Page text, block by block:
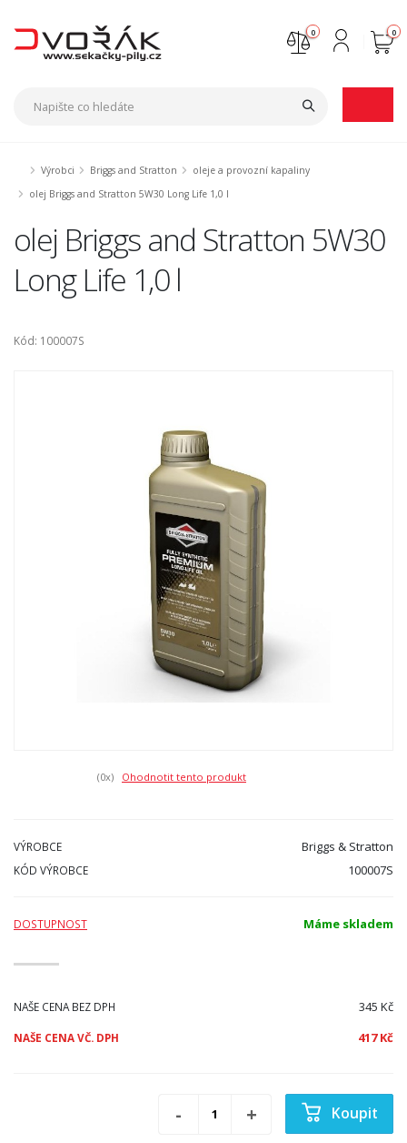
0
0
Výrobci Briggs and Stratton
oleje a provozní kapaliny
olej Briggs and Stratton 5W30 Long Life 1,0 l
olej Briggs and Stratton 5W30
Long Life 1,0 l
Kód: 100007S
(0x) Ohodnotit tento produkt
VÝROBCE Briggs & Stratton
KÓD VÝROBCE 100007S
DOSTUPNOST Máme skladem
NAŠE CENA BEZ DPH 345 Kč
NAŠE CENA VČ. DPH 417 Kč
Koupit